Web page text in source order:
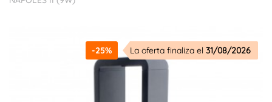
-25% La oferta finaliza el 31/08/2026